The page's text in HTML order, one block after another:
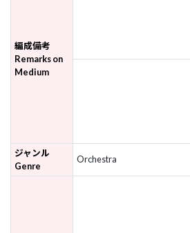
編成備考
Remarks on
Medium
ジャンル
Genre
Orchestra